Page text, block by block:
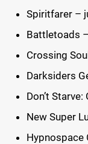
Spiritfarer –
Battletoads
Crossing
Darksiders
Don’t
New Super
Hypnospace